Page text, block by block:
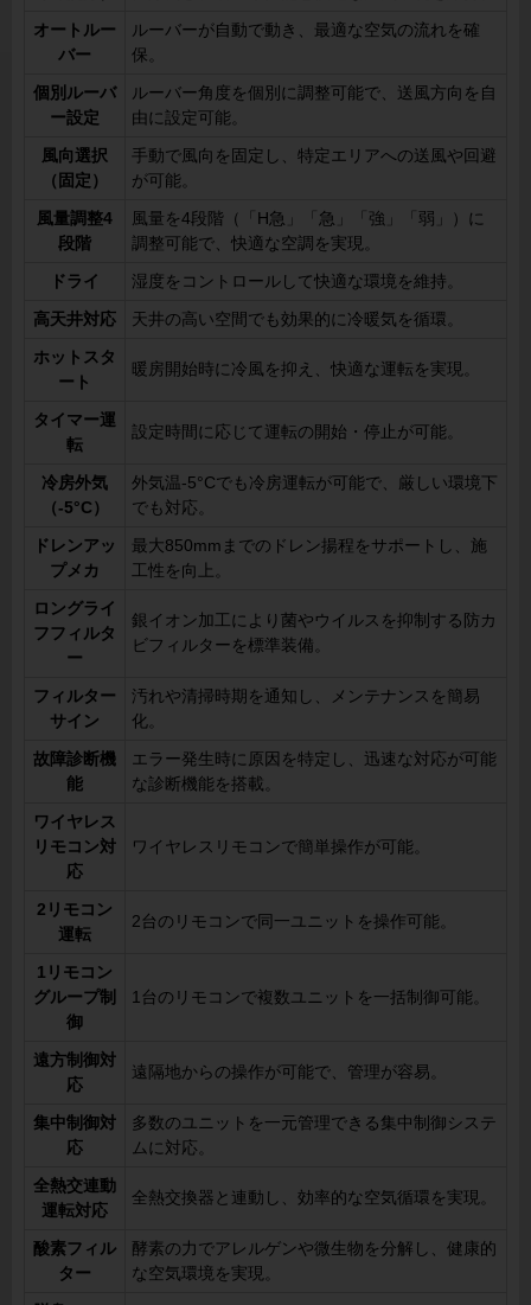
オートルー
バー
ルーバーが自動で動き、最適な空気の流れを確
保。
個別ルーバ
ー設定
ルーバー角度を個別に調整可能で、送風方向を自
由に設定可能。
風向選択
（固定）
手動で風向を固定し、特定エリアへの送風や回避
が可能。
風量調整4
段階
風量を4段階（「H急」「急」「強」「弱」）に
調整可能で、快適な空調を実現。
ドライ 湿度をコントロールして快適な環境を維持。
高天井対応 天井の高い空間でも効果的に冷暖気を循環。
ホットスタ
ート
暖房開始時に冷風を抑え、快適な運転を実現。
タイマー運
転
設定時間に応じて運転の開始・停止が可能。
冷房外気
（-5°C）
外気温-5°Cでも冷房運転が可能で、厳しい環境下
でも対応。
ドレンアッ
プメカ
最大850mmまでのドレン揚程をサポートし、施
工性を向上。
ロングライ
フフィルタ
ー
銀イオン加工により菌やウイルスを抑制する防カ
ビフィルターを標準装備。
フィルター
サイン
汚れや清掃時期を通知し、メンテナンスを簡易
化。
故障診断機
能
エラー発生時に原因を特定し、迅速な対応が可能
な診断機能を搭載。
ワイヤレス
リモコン対
応
ワイヤレスリモコンで簡単操作が可能。
2リモコン
運転
2台のリモコンで同一ユニットを操作可能。
1リモコン
グループ制
御
1台のリモコンで複数ユニットを一括制御可能。
遠方制御対
応
遠隔地からの操作が可能で、管理が容易。
集中制御対
応
多数のユニットを一元管理できる集中制御システ
ムに対応。
全熱交連動
運転対応
全熱交換器と連動し、効率的な空気循環を実現。
酸素フィル
ター
酵素の力でアレルゲンや微生物を分解し、健康的
な空気環境を実現。